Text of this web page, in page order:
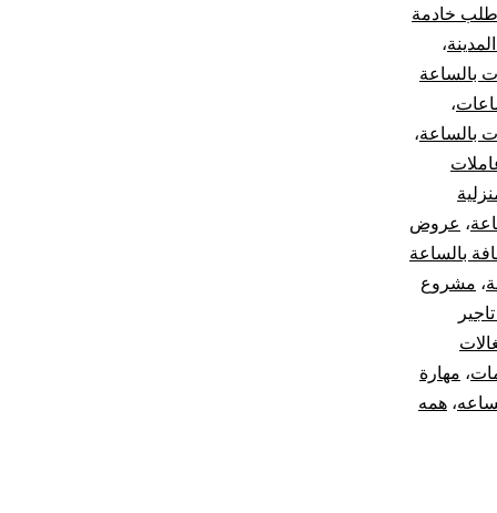
طلب خادمة
،
بالساعة
،
بالساعة،
، عروض
بالساعة
، مشروع
، مهارة
، همه